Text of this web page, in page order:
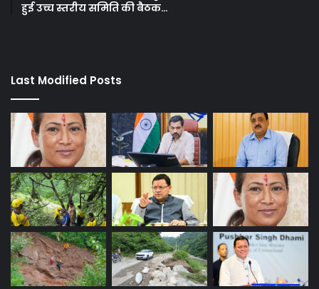
हुई उच्च स्तरीय समिति की बैठक…
Last Modified Posts